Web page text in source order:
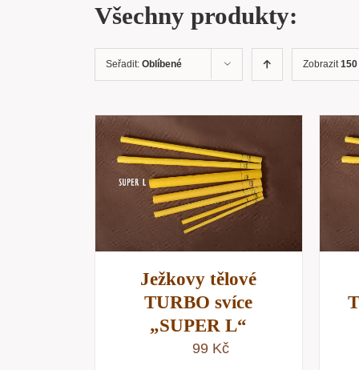
Všechny produkty:
Seřadit: Oblíbené Zobrazit
Ježkovy tělové
TURBO svíce
„SUPER L“
99 Kč
PŘIDAT DO KOŠÍKU
RYCHLÝ NÁHLED